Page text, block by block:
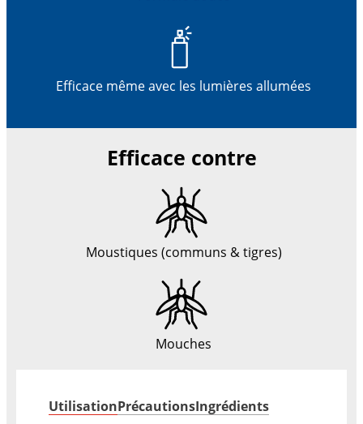
Efficace même avec les lumières allumées
Efficace contre
Moustiques (communs & tigres)
Mouches
UtilisationPrécautionsIngrédients